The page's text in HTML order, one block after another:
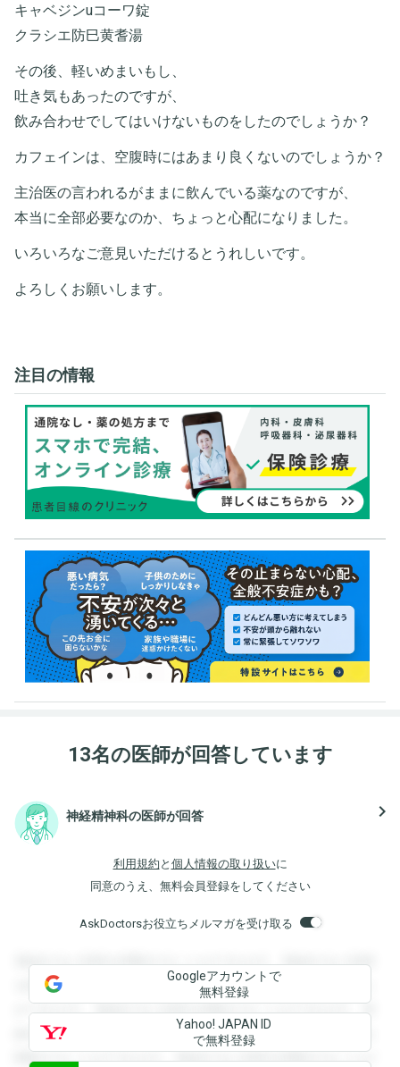
キャベジンuコーワ錠
クラシエ防巳黄耆湯
その後、軽いめまいもし、
吐き気もあったのですが、
飲み合わせでしてはいけないものをしたのでしょうか？
カフェインは、空腹時にはあまり良くないのでしょうか？
主治医の言われるがままに飲んでいる薬なのですが、
本当に全部必要なのか、ちょっと心配になりました。
いろいろなご意見いただけるとうれしいです。
よろしくお願いします。
注目の情報
13名の医師が回答しています
神経精神科の医師が回答 navigate_next
利用規約 と 個人情報の取り扱いに
同意のうえ、無料会員登録をしてください
AskDoctorsお役立ちメルマガを受け取る
登録すると回答を閲覧することができます。登録すると回答
を閲覧することができます。登録すると回答を閲覧すること
ができます。登録すると回答を閲覧することができます。登
録すると回答を閲覧することができます。登録すると回答を
閲覧することができます。登録すると回答を閲覧することが
Googleアカウントで
無料登録
Yahoo! JAPAN ID
で無料登録